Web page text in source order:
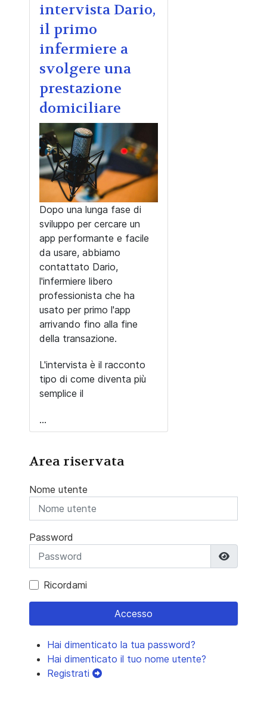
intervista Dario,
il primo
infermiere a
svolgere una
prestazione
domiciliare
Dopo una lunga fase di
sviluppo per cercare un
app performante e facile
da usare, abbiamo
contattato Dario,
l'infermiere libero
professionista che ha
usato per primo l'app
arrivando fino alla fine
della transazione.
L'intervista è il racconto
tipo di come diventa più
semplice il
...
Area riservata
Nome utente
Password
Ricordami
Accesso
Hai dimenticato la tua password?
Hai dimenticato il tuo nome utente?
Registrati